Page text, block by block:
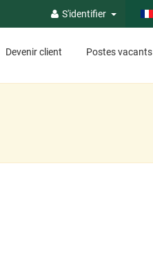
S'identifier
Devenir client Postes vacants